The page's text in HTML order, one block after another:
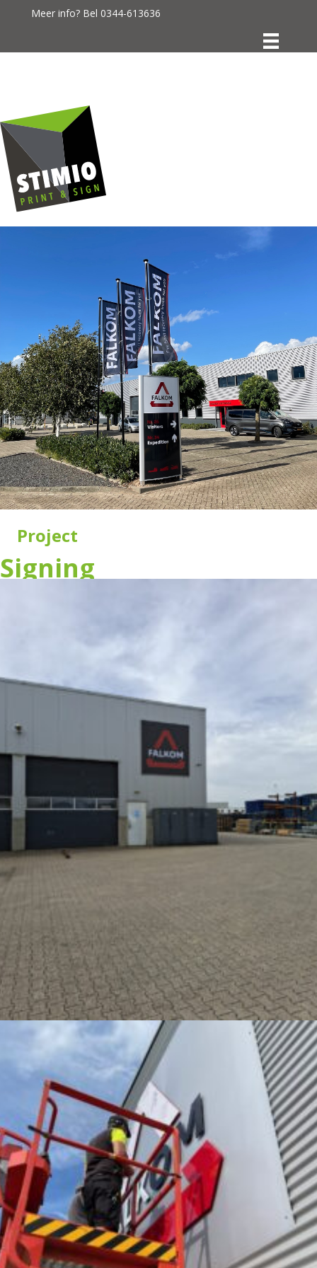
Meer info? Bel 0344-613636
Project
Signing